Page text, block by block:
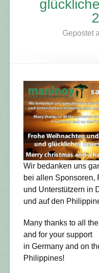
Gepostet
Wir bedanken uns
bei allen Sponsoren,
und Unterstützern in
und auf den
Many thanks to all
and for your support
in Germany and on
Philippines!